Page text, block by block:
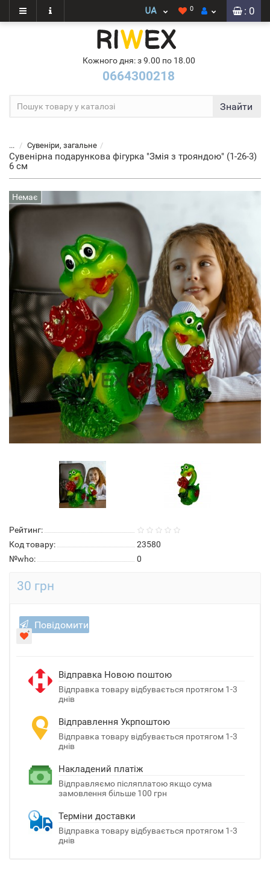
: 0
0
Кожного дня: з 9.00 по 18.00
0664300218
Знайти
... Сувеніри, загальне
Сувенірна подарункова фігурка "Змія з трояндою" (1-26-3)
6 см
Немає
Рейтинг:
Код товару:
23580
№who:
0
30 грн
Повідомити
Відправка Новою поштою
Відправка товару відбувається протягом 1-3
днів
Відправлення Укрпоштою
Відправка товару відбувається протягом 1-3
днів
Накладений платіж
Відправляємо післяплатою якщо сума
замовлення більше 100 грн
Терміни доставки
Відправка товару відбувається протягом 1-3
днів